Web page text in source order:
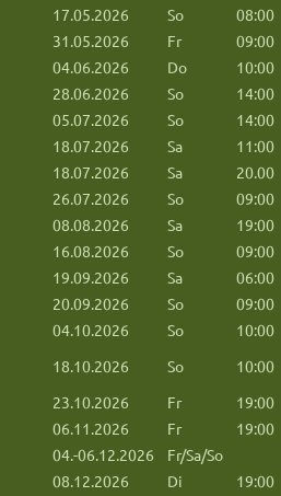
17.05.2026
So 08:00
31.05.2026
Fr 09:00
04.06.2026
Do 10:00
28.06.2026
So 14:00
05.07.2026
So 14:00
18.07.2026
Sa 11:00
18.07.2026
Sa 20.00
26.07.2026
So 09:00
08.08.2026
Sa 19:00
16.08.2026
So 09:00
19.09.2026
Sa 06:00
20.09.2026
So 09:00
04.10.2026
So 10:00
18.10.2026
So 10:00
23.10.2026
Fr 19:00
06.11.2026
Fr 19:00
04.-06.12.2026
Fr/Sa/So
08.12.2026
Di 19:00